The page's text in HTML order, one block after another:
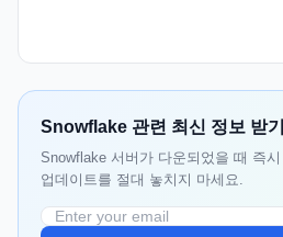
Snowflake 관련 최신 정보 받기
Snowflake 서버가 다운되었을 때 즉
업데이트를 절대 놓치지 마세요.